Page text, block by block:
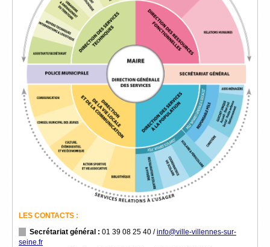
LES CONTACTS :
Secrétariat général : 01 39 08 25 40 /info@ville-villennes-sur-
seine.fr